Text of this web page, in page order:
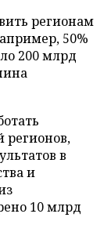
регионам
50%
200 млрд
в
и
10 млрд